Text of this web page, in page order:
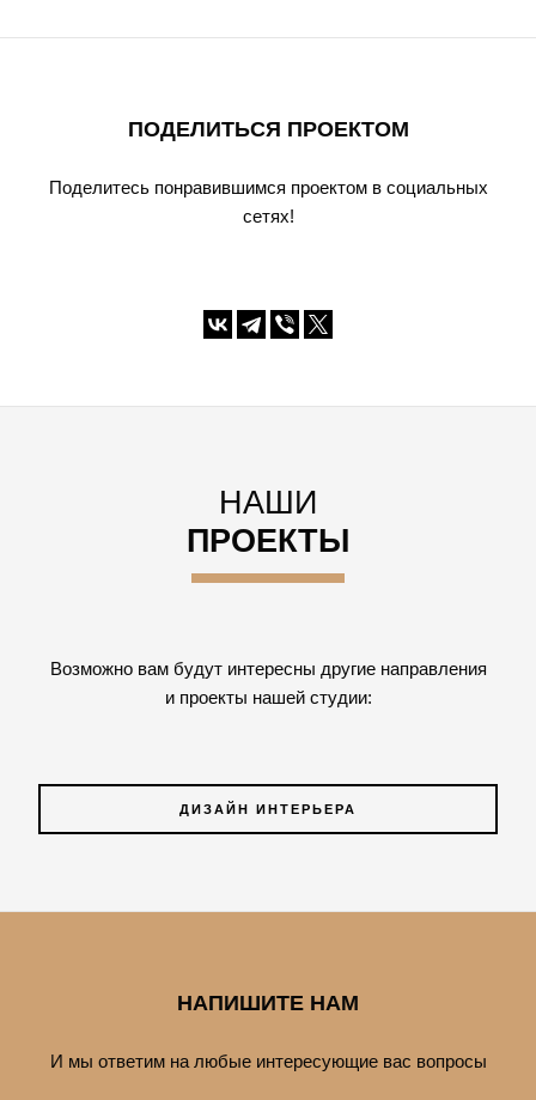
ПОДЕЛИТЬСЯ ПРОЕКТОМ
Поделитесь понравившимся проектом в социальных
сетях!
НАШИ
ПРОЕКТЫ
Возможно вам будут интересны другие направления
и проекты нашей студии:
ДИЗАЙН ИНТЕРЬЕРА
НАПИШИТЕ НАМ
И мы ответим на любые интересующие вас вопросы